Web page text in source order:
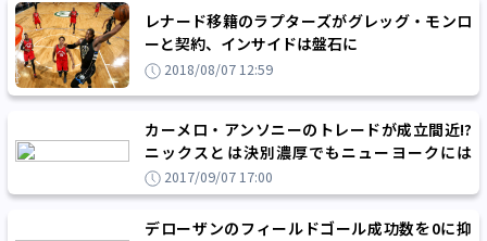
レナード移籍のラプターズがグレッグ・モンロ
ーと契約、インサイドは盤石に
2018/08/07 12:59
カーメロ・アンソニーのトレードが成立間近!?
ニックスとは決別濃厚でもニューヨークには
「これからも街の一員」と語る
2017/09/07 17:00
デローザンのフィールドゴール成功数を0に抑